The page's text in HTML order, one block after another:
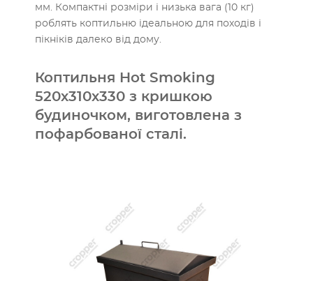
мм. Компактні розміри і низька вага (10 кг)
роблять коптильню ідеальною для походів і
пікніків далеко від дому.
Коптильня Hot Smoking
520х310х330 з кришкою
будиночком, виготовлена з
пофарбованої сталі.